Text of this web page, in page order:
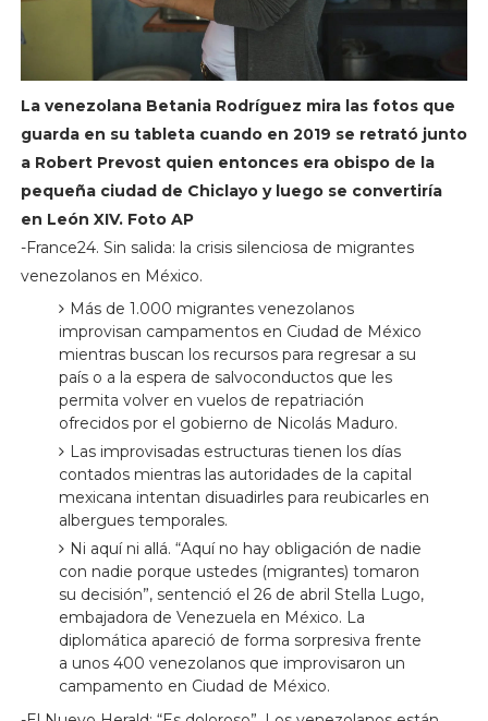
La venezolana Betania Rodríguez mira las fotos que
guarda en su tableta cuando en 2019 se retrató junto
a Robert Prevost quien entonces era obispo de la
pequeña ciudad de Chiclayo y luego se convertiría
en León XIV. Foto AP
-France24. Sin salida: la crisis silenciosa de migrantes
venezolanos en México.
Más de 1.000 migrantes venezolanos
improvisan campamentos en Ciudad de México
mientras buscan los recursos para regresar a su
país o a la espera de salvoconductos que les
permita volver en vuelos de repatriación
ofrecidos por el gobierno de Nicolás Maduro.
Las improvisadas estructuras tienen los días
contados mientras las autoridades de la capital
mexicana intentan disuadirles para reubicarles en
albergues temporales.
Ni aquí ni allá. “Aquí no hay obligación de nadie
con nadie porque ustedes (migrantes) tomaron
su decisión”, sentenció el 26 de abril Stella Lugo,
embajadora de Venezuela en México. La
diplomática apareció de forma sorpresiva frente
a unos 400 venezolanos que improvisaron un
campamento en Ciudad de México.